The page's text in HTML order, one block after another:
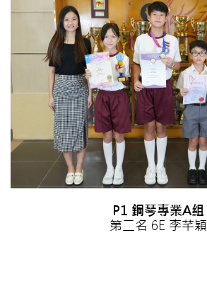
P1 鋼琴專業A組
第二名 6E 李芊穎